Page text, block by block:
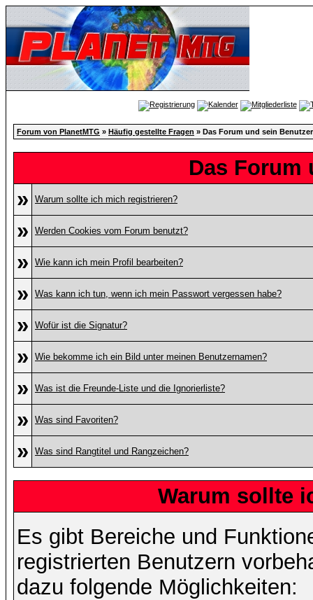
Forum von PlanetMTG » Häufig gestellte Fragen » Das Forum und sein Benutzer
Das Forum
»
Warum sollte ich mich registrieren?
» Werden Cookies vom Forum benutzt?
» Wie kann ich mein Profil bearbeiten?
» Was kann ich tun, wenn ich mein Passwort vergessen habe?
» Wofür ist die Signatur?
» Wie bekomme ich ein Bild unter meinen Benutzernamen?
» Was ist die Freunde-Liste und die Ignorierliste?
» Was sind Favoriten?
» Was sind Rangtitel und Rangzeichen?
Warum sollte
Es gibt Bereiche und
registrierten Benutzern
dazu folgende Möglichkeiten: